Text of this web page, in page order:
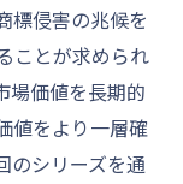
標侵害の兆候を
ことが求められ
場価値を長期的
値をより一層確
のシリーズを通